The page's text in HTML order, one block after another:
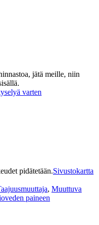
jätä meille, niin
pidätetään.Sivustokartta
, Muuttuva
paineen